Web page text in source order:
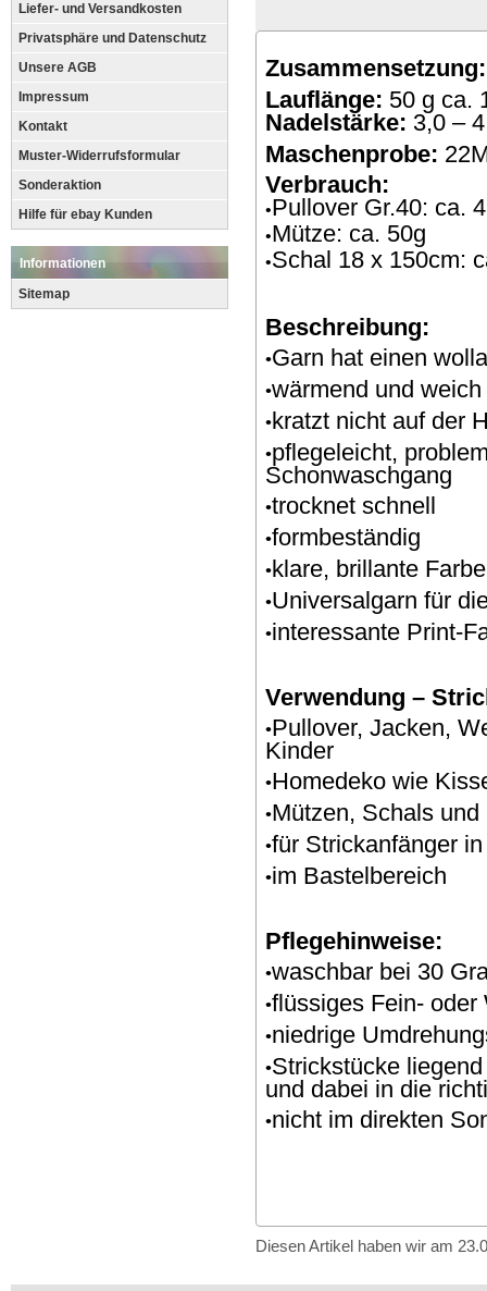
Liefer- und Versandkosten
Privatsphäre und Datenschutz
Unsere AGB
Impressum
Kontakt
Muster-Widerrufsformular
Sonderaktion
Hilfe für ebay Kunden
Informationen
Sitemap
Zusammensetzung:
Lauflänge: 50 g ca.
Nadelstärke: 3,0 –
Maschenprobe:
Verbrauch:
•Pullover Gr.40: ca.
•Mütze: ca. 50g
•Schal 18 x 150cm:
Beschreibung:
•Garn hat einen
•wärmend und weich
•kratzt nicht auf der
•pflegeleicht,
Schonwaschgang
•trocknet schnell
•formbeständig
•klare, brillante
•Universalgarn für
•interessante Print-
Verwendung –
•Pullover, Jacken,
Kinder
•Homedeko wie
•Mützen, Schals
•für Strickanfänger
•im Bastelbereich
Pflegehinweise:
•waschbar bei 30
•flüssiges Fein- oder
•niedrige
•Strickstücke
und dabei in die
•nicht im direkten
Diesen Artikel haben wir am